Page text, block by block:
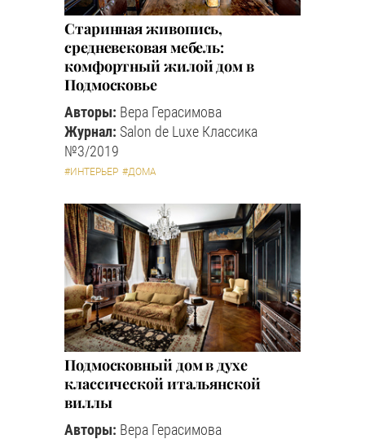
Старинная живопись,
средневековая мебель:
комфортный жилой дом в
Подмосковье
Авторы: Вера Герасимова
Журнал: Salon de Luxe Классика
№3/2019
#ИНТЕРЬЕР #ДОМА
Подмосковный дом в духе
классической итальянской
виллы
Авторы: Вера Герасимова